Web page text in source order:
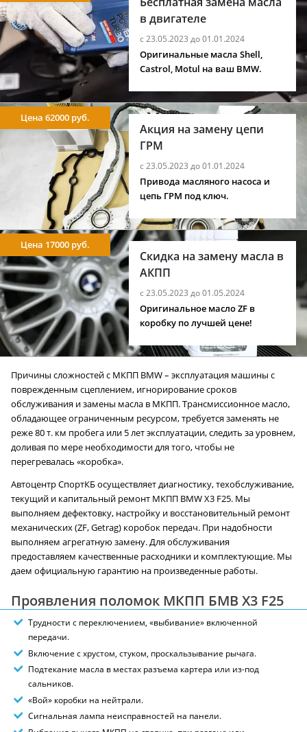
в двигателе
с 23.05.2023 до 01.01.2024
Оригинальные масла Shell,
Castrol, Motul на ваш BMW.
Акция на замену цепи
ГРМ
с 23.05.2023 до 01.01.2024
Цена 62000 руб.
Привода масляного насоса и
цепь ГРМ под ключ.
Скидка на замену масла в
АКПП
с 23.05.2023 до 01.05.2024
Цена 17000 руб.
Оригинальное масло ZF в
коробку по лучшей цене!
Причины сложностей с МКПП BMW – эксплуатация машины с
поврежденным сцеплением, игнорирование сроков
обслуживания и замены масла в МКПП. Трансмиссионное масло,
обладающее ограниченным ресурсом, требуется заменять не
реже 80 т. км пробега или 5 лет эксплуатации, следить за уровнем,
доливая по мере необходимости для того, чтобы не
перегревалась «коробка».
Автоцентр СпортКБ осуществляет диагностику, техобслуживание,
текущий и капитальный ремонт МКПП BMW X3 F25. Мы
выполняем дефектовку, настройку и восстановительный ремонт
механических (ZF, Getrag) коробок передач. При надобности
выполняем агрегатную замену. Для обслуживания
предоставляем качественные расходники и комплектующие. Мы
даем официальную гарантию на произведенные работы.
Проявления поломок МКПП БМВ X3 F25
Трудности с переключением, «выбивание» включенной
передачи.
Включение с хрустом, стуком, проскальзывание рычага.
Подтекание масла в местах разъема картера или из-под
сальников.
«Вой» коробки на нейтрали.
Сигнальная лампа неисправностей на панели.